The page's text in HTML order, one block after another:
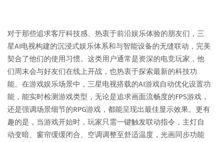
对于那些追求客厅科技感、热衷于前沿娱乐体验的朋友们，三
星AI电视构建的沉浸式娱乐体系和与智能设备的无缝联动，完美
契合了他们的使用习惯。这类用户通常是资深的电竞玩家，他
们周末会与好友们在线上开战，也热衷于探索最新的科技功
能。在游戏娱乐场景中，三星电视搭载的AI游戏自动优化设置功
能，能实时检测游戏类型，无论是追求画面流畅度的FPS游戏，
还是强调场景细节的RPG游戏，都能呈现出最佳显示效果。更有
趣的是，当游戏开始时，玩家只需一键触发联动指令，主灯自
动变暗、窗帘缓缓闭合、空调调整至舒适温度，光画同步功能